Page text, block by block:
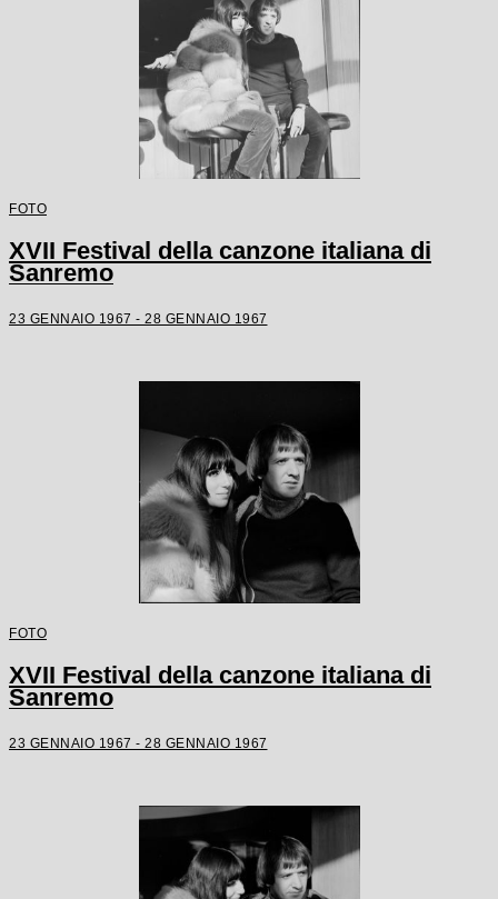
FOTO
XVII Festival della canzone italiana di
Sanremo
23 GENNAIO 1967 - 28 GENNAIO 1967
FOTO
XVII Festival della canzone italiana di
Sanremo
23 GENNAIO 1967 - 28 GENNAIO 1967